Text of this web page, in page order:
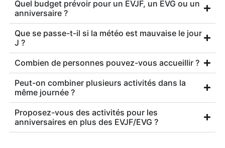
Quel budget prévoir pour un EVJF, un EVG ou un
anniversaire ?
Que se passe-t-il si la météo est mauvaise le jour
J ?
Combien de personnes pouvez-vous accueillir ?
Peut-on combiner plusieurs activités dans la
même journée ?
Proposez-vous des activités pour les
anniversaires en plus des EVJF/EVG ?